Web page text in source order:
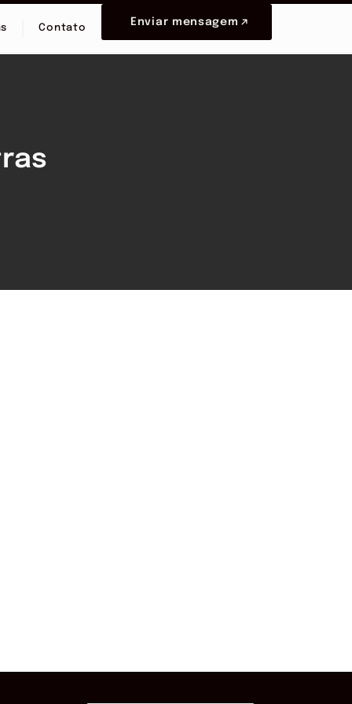
Contato
Enviar mensagem